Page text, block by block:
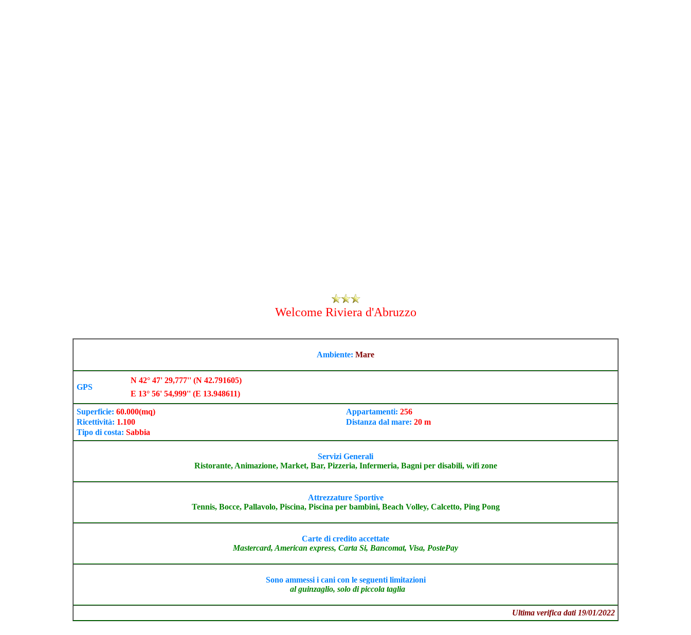
Welcome Riviera d'Abruzzo
Ambiente: Mare
GPS
N 42° 47' 29,777'' (N 42.791605)
E 13° 56' 54,999'' (E 13.948611)
Superficie: 60.000(mq) Appartamenti: 256
Ricettività: 1.100 Distanza dal mare: 20 m
Tipo di costa: Sabbia
Servizi Generali
Ristorante, Animazione, Market, Bar, Pizzeria, Infermeria, Bagni per disabili, wifi zone
Attrezzature Sportive
Tennis, Bocce, Pallavolo, Piscina, Piscina per bambini, Beach Volley, Calcetto, Ping Pong
Carte di credito accettate
Mastercard, American express, Carta Si, Bancomat, Visa, PostePay
Sono ammessi i cani con le seguenti limitazioni
al guinzaglio, solo di piccola taglia
Ultima verifica dati 19/01/2022